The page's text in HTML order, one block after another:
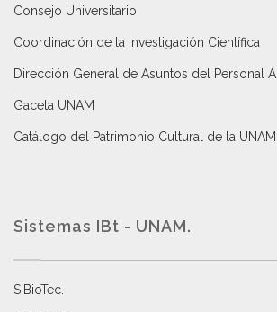
Consejo Universitario
Coordinación de la Investigación Científica
Dirección General de Asuntos del Personal
Gaceta UNAM
Catálogo del Patrimonio Cultural de la UNAM.
Sistemas IBt - UNAM.
SiBioTec